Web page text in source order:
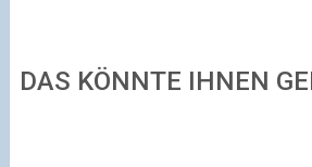
DAS KÖNNTE IHNEN